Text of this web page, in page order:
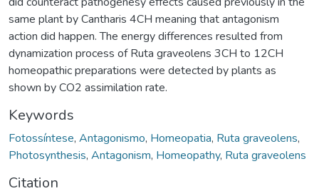
same plant by Cantharis 4CH meaning that antagonism
action did happen. The energy differences resulted from
dynamization process of Ruta graveolens 3CH to 12CH
homeopathic preparations were detected by plants as
shown by CO2 assimilation rate.
Keywords
Fotossíntese, Antagonismo, Homeopatia, Ruta graveolens,
Photosynthesis, Antagonism, Homeopathy, Ruta graveolens
Citation